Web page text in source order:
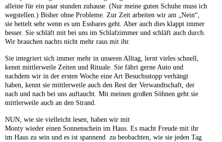
alleine für ein paar stunden zuhause. (Nur meine guten Schuhe muss ich
wegstellen.) Bisher ohne Probleme. Zur Zeit arbeiten wir am „Nein“,
sie bettelt sehr wenn es um Essbares geht. Aber auch dies klappt immer
besser. Sie schläft mit bei uns im Schlafzimmer und schläft auch durch.
Wir brauchen nachts nicht mehr raus mit ihr.
Sie integriert sich immer mehr in unseren Alltag, lernt vieles schnell,
kennt mittlerweile Zeiten und Rituale. Sie fährt gerne Auto und
nachdem wir in der ersten Woche eine Art Besuchsstopp verhängt
haben, kennt sie mittlerweile auch den Rest der Verwandtschaft, der
nach und nach bei uns auftaucht. Mit meinen großen Söhnen geht sie
mittlerweile auch an den Strand.
NUN, wie sie vielleicht lesen, haben wir mit
Monty wieder einen Sonnenschein im Haus. Es macht Freude mit ihr
im Haus zu sein und es ist spannend zu beobachten, wie sie jeden Tag